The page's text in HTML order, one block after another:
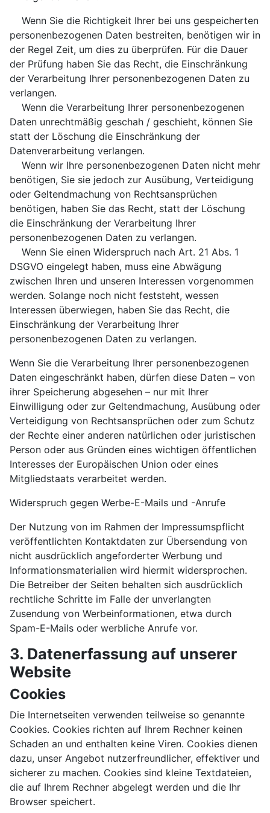
Wenn Sie die Richtigkeit Ihrer bei uns gespeicherten
personenbezogenen Daten bestreiten, benötigen wir in
der Regel Zeit, um dies zu überprüfen. Für die Dauer
der Prüfung haben Sie das Recht, die Einschränkung
der Verarbeitung Ihrer personenbezogenen Daten zu
verlangen.
Wenn die Verarbeitung Ihrer personenbezogenen
Daten unrechtmäßig geschah / geschieht, können Sie
statt der Löschung die Einschränkung der
Datenverarbeitung verlangen.
Wenn wir Ihre personenbezogenen Daten nicht mehr
benötigen, Sie sie jedoch zur Ausübung, Verteidigung
oder Geltendmachung von Rechtsansprüchen
benötigen, haben Sie das Recht, statt der Löschung
die Einschränkung der Verarbeitung Ihrer
personenbezogenen Daten zu verlangen.
Wenn Sie einen Widerspruch nach Art. 21 Abs. 1
DSGVO eingelegt haben, muss eine Abwägung
zwischen Ihren und unseren Interessen vorgenommen
werden. Solange noch nicht feststeht, wessen
Interessen überwiegen, haben Sie das Recht, die
Einschränkung der Verarbeitung Ihrer
personenbezogenen Daten zu verlangen.
Wenn Sie die Verarbeitung Ihrer personenbezogenen
Daten eingeschränkt haben, dürfen diese Daten – von
ihrer Speicherung abgesehen – nur mit Ihrer
Einwilligung oder zur Geltendmachung, Ausübung oder
Verteidigung von Rechtsansprüchen oder zum Schutz
der Rechte einer anderen natürlichen oder juristischen
Person oder aus Gründen eines wichtigen öffentlichen
Interesses der Europäischen Union oder eines
Mitgliedstaats verarbeitet werden.
Widerspruch gegen Werbe-E-Mails und -Anrufe
Der Nutzung von im Rahmen der Impressumspflicht
veröffentlichten Kontaktdaten zur Übersendung von
nicht ausdrücklich angeforderter Werbung und
Informationsmaterialien wird hiermit widersprochen.
Die Betreiber der Seiten behalten sich ausdrücklich
rechtliche Schritte im Falle der unverlangten
Zusendung von Werbeinformationen, etwa durch
Spam-E-Mails oder werbliche Anrufe vor.
3. Datenerfassung auf unserer
Website
Cookies
Die Internetseiten verwenden teilweise so genannte
Cookies. Cookies richten auf Ihrem Rechner keinen
Schaden an und enthalten keine Viren. Cookies dienen
dazu, unser Angebot nutzerfreundlicher, effektiver und
sicherer zu machen. Cookies sind kleine Textdateien,
die auf Ihrem Rechner abgelegt werden und die Ihr
Browser speichert.